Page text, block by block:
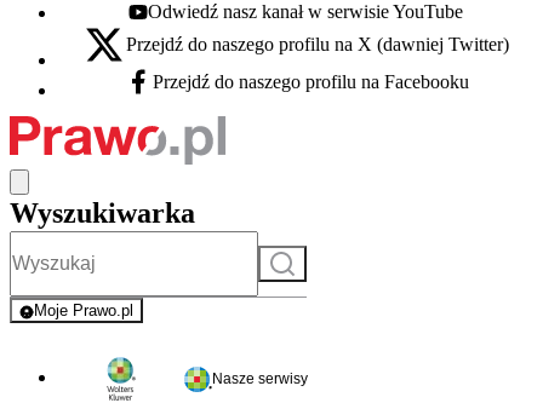
Youtube - otwiera się w nowej karcie
Odwiedź nasz kanał w serwisie YouTube
X - otwiera się w nowej karcie
Przejdź do naszego profilu na X (dawniej Twitter)
Facebook - otwiera się w nowej karcie
Przejdź do naszego profilu na Facebooku
Wyszukiwarka
Szukaj
Moje Prawo.pl
- rejestracja i logowanie do serwisu
Nasze serwisy